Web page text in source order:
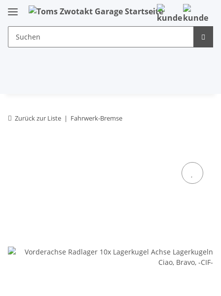
Zurück zur Liste Fahrwerk-Bremse